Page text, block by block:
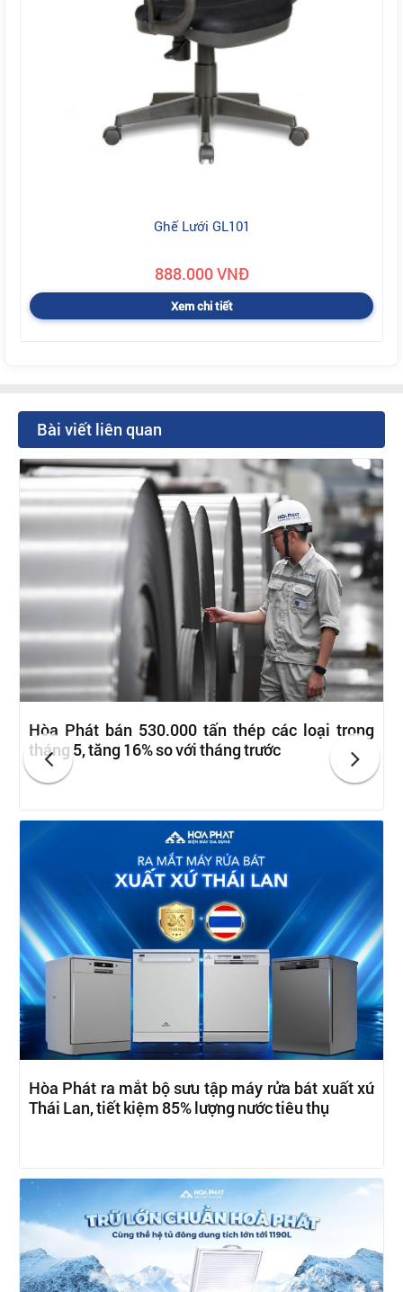
Ghế Lưới GL101
888.000 VNĐ
Xem chi tiết
Bài viết liên quan
Hòa Phát bán 530.000 tấn thép các loại trong
tháng 5, tăng 16% so với tháng trước
Hòa Phát ra mắt bộ sưu tập máy rửa bát xuất xứ
Thái Lan, tiết kiệm 85% lượng nước tiêu thụ